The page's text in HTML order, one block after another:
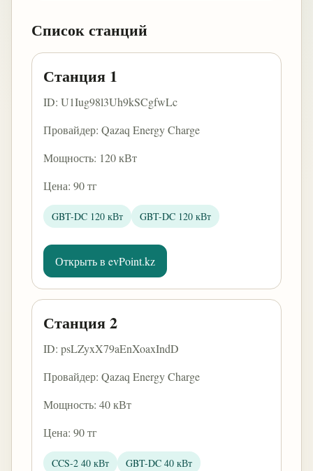
Список станций
Станция 1
ID: U1Iug98l3Uh9kSCgfwLc
Провайдер: Qazaq Energy Charge
Мощность: 120 кВт
Цена: 90 тг
GBT-DC 120 кВт GBT-DC 120 кВт
Открыть в evPoint.kz
Станция 2
ID: psLZyxX79aEnXoaxIndD
Провайдер: Qazaq Energy Charge
Мощность: 40 кВт
Цена: 90 тг
CCS-2 40 кВт GBT-DC 40 кВт